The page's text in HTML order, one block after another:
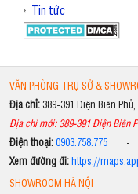
Tin tức
VĂN PHÒNG TRỤ SỞ &
Địa chỉ: 389-391 Điện Biên
Địa chỉ mới: 389-391 Điện Biên
Điện thoại:0903.758.775-
Xem đường đi:https://
SHOWROOM HÀ NỘI